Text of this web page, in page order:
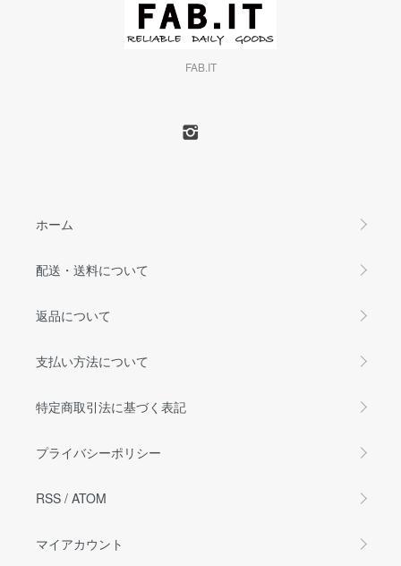
FAB.IT
ホーム
配送・送料について
返品について
支払い方法について
特定商取引法に基づく表記
プライバシーポリシー
RSS / ATOM
マイアカウント